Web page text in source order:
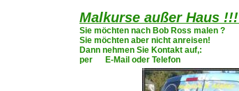
Malkurse außer Haus !!!
Sie möchten nach Bob Ross malen ?
Sie möchten aber nicht anreisen!
Dann nehmen Sie Kontakt auf,:
per E-Mail oder Telefon